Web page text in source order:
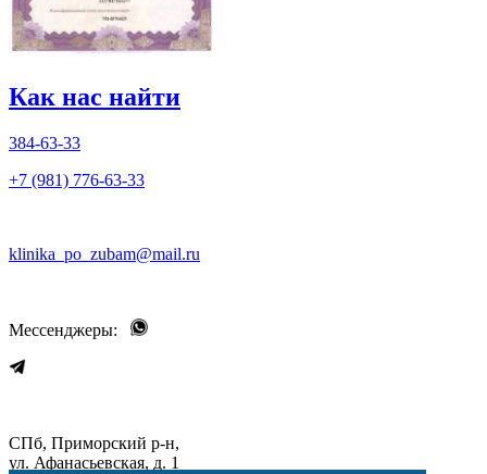
Как нас найти
384-63-33
+7 (981) 776-63-33
klinika_po_zubam@mail.ru
Мессенджеры:
СПб, Приморский р-н,
ул. Афанасьевская, д. 1